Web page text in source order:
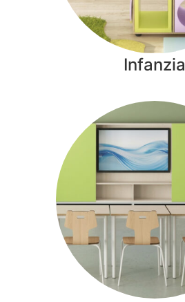
Infanzia